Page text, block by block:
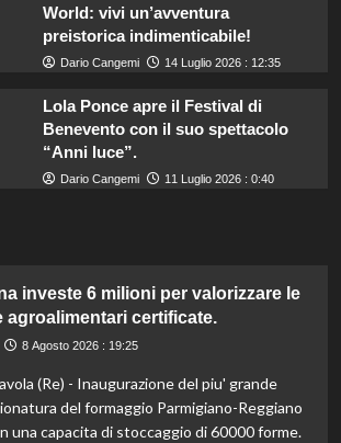
World: vivi un’avventura
preistorica indimenticabile!
Dario Cangemi 14 Luglio 2026 : 12:35
Lola Ponce apre il Festival di
Benevento con il suo spettacolo
“Anni luce”.
Dario Cangemi 11 Luglio 2026 : 0:40
investe 6 milioni per valorizzare le
agroalimentari certificate.
8 Agosto 2026 : 19:25
(Re) - Inaugurazione del piu' grande
del formaggio Parmigiano-Reggiano
una capacita di stoccaggio di 60000 forme.